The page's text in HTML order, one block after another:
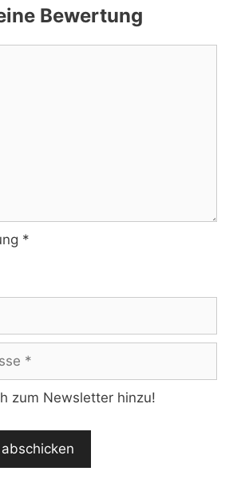
Bewertung
*
zum Newsletter hinzu!